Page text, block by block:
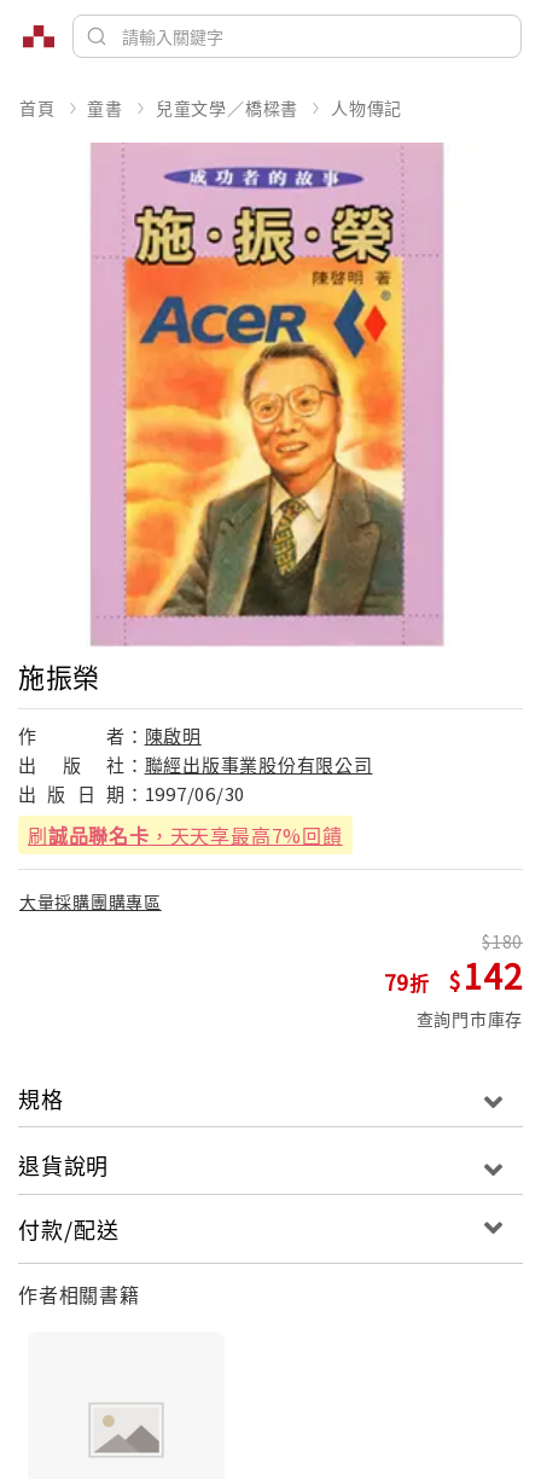
首頁 童書 兒童文學／橋樑書 人物傳記
施振榮
作 者： 陳啟明
出
版 社： 聯經出版事業股份有限公司
出 版 日 期： 1997/06/30
刷誠品聯名卡 ，天天享最高7%回饋
大量採購團購專區
79
180
142
查詢門市庫存
規格
退貨說明
付款/配送
作者相關書籍